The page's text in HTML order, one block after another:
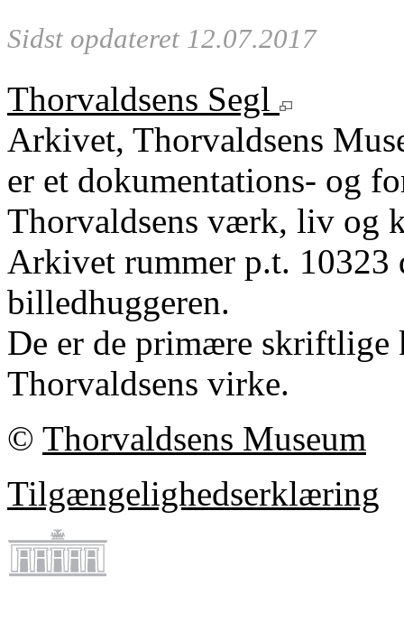
Sidst opdateret 12.07.2017
Thorvaldsens Segl
Arkivet, Thorvaldsens
er et dokumentations- og
Thorvaldsens værk, liv og
Arkivet rummer p.t.
billedhuggeren.
De er de primære
Thorvaldsens virke.
© Thorvaldsens Museum
Tilgængelighedserklæring